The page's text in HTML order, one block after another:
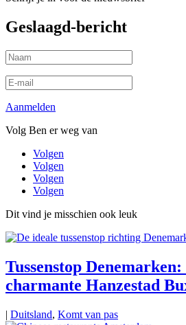
Geslaagd-bericht
Aanmelden
Volg Ben er weg van
Volgen
Volgen
Volgen
Volgen
Dit vind je misschien ook leuk
Tussenstop
charmante Hanzestad
| Duitsland, Komt van pas